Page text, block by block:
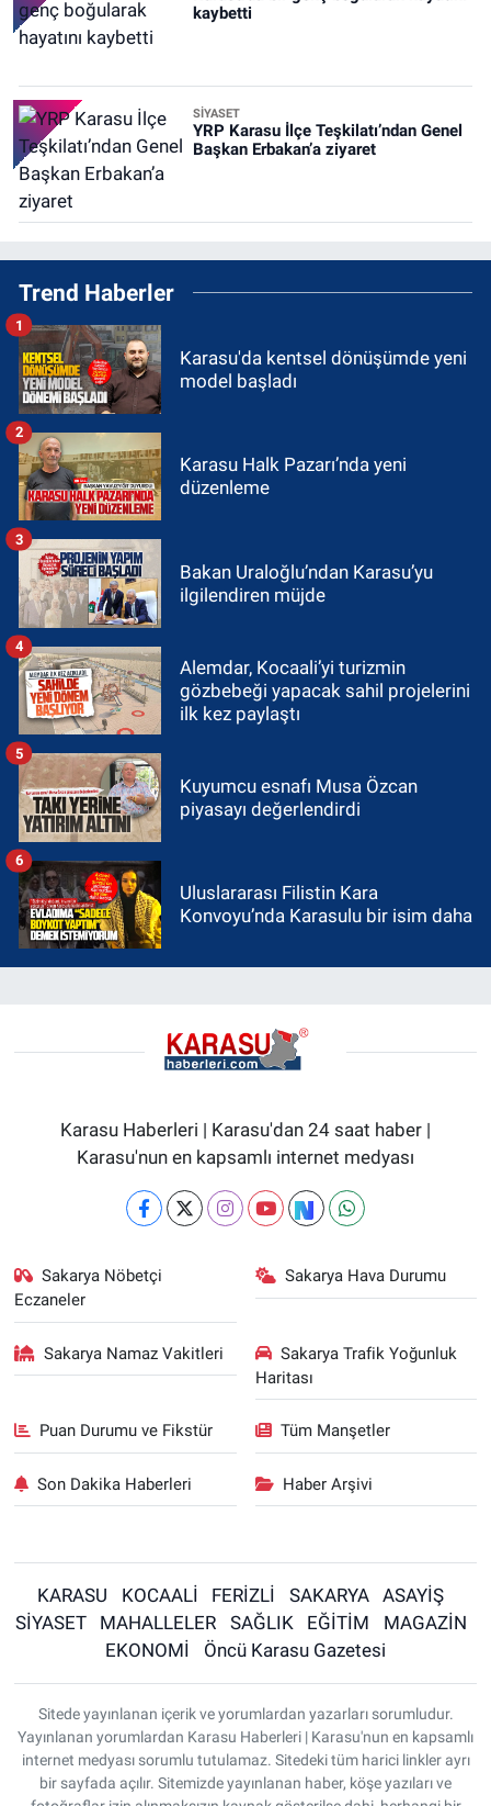
kaybetti
SİYASET
YRP Karasu İlçe Teşkilatı’ndan Genel
Başkan Erbakan’a ziyaret
Trend Haberler
Karasu'da kentsel dönüşümde yeni
model başladı
1
Karasu Halk Pazarı’nda yeni
düzenleme
2
Bakan Uraloğlu’ndan Karasu’yu
ilgilendiren müjde
3
Alemdar, Kocaali’yi turizmin
gözbebeği yapacak sahil projelerini
ilk kez paylaştı
4
Kuyumcu esnafı Musa Özcan
piyasayı değerlendirdi
5
Uluslararası Filistin Kara
Konvoyu’nda Karasulu bir isim daha
6
Karasu Haberleri | Karasu'dan 24 saat haber |
Karasu'nun en kapsamlı internet medyası
Sakarya Nöbetçi
Eczaneler
Sakarya Hava Durumu
Sakarya Namaz Vakitleri
Sakarya Trafik Yoğunluk
Haritası
Puan Durumu ve Fikstür Tüm Manşetler
Son Dakika Haberleri Haber Arşivi
KARASU KOCAALİ FERİZLİ SAKARYA
ASAYİŞ
SİYASET
MAHALLELER SAĞLIK EĞİTİM
MAGAZİN
EKONOMİ
Öncü Karasu Gazetesi
Sitede yayınlanan içerik ve yorumlardan yazarları sorumludur.
Yayınlanan yorumlardan Karasu Haberleri | Karasu'nun en kapsamlı
internet medyası sorumlu tutulamaz. Sitedeki tüm harici linkler ayrı
bir sayfada açılır. Sitemizde yayınlanan haber, köşe yazıları ve